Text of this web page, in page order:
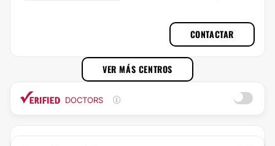
CONTACTAR
VER MÁS CENTROS
DOCTORS